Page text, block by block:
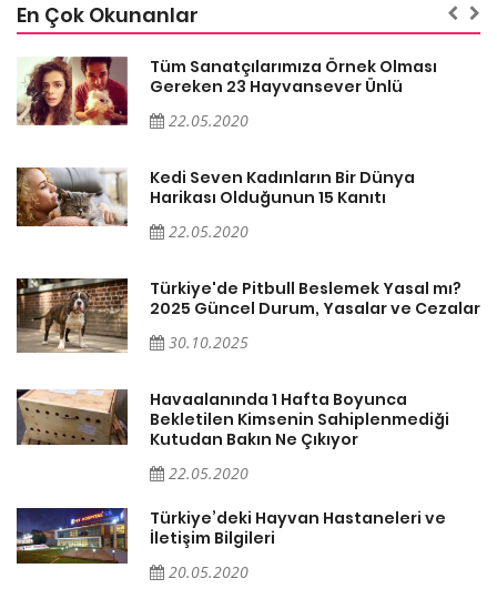
En Çok Okunanlar
Tüm Sanatçılarımıza Örnek Olması
Gereken 23 Hayvansever Ünlü
22.05.2020
Kedi Seven Kadınların Bir Dünya
Harikası Olduğunun 15 Kanıtı
22.05.2020
Türkiye'de Pitbull Beslemek Yasal mı?
2025 Güncel Durum, Yasalar ve Cezalar
30.10.2025
Havaalanında 1 Hafta Boyunca
Bekletilen Kimsenin Sahiplenmediği
Kutudan Bakın Ne Çıkıyor
22.05.2020
Türkiye’deki Hayvan Hastaneleri ve
İletişim Bilgileri
20.05.2020